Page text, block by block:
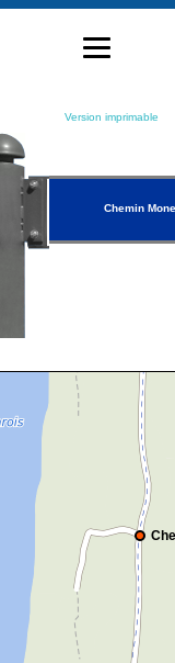
Version imprimable
Chemin